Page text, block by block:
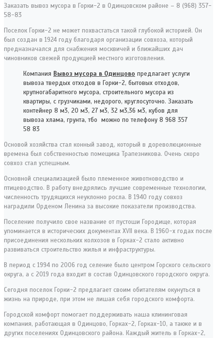
Заказать вывоз мусора в Горки-2 в Одинцовском районе – 8 (968) 357-
58-83
Поселок Горки-2 не может похвастаться такой глубокой историей. Он
был создан в 1924 году благодаря организации совхоза, который
предназначался для снабжения москвичей и ближайших дач
чиновников свежей продукцией местного изготовления.
Компания Вывоз мусора в Одинцово предлагает услуги
вывоза твердых отходов в Горки-2, бытовых отходов,
крупногабаритного мусора, строительного мусора из
квартиры, с грузчиками, недорого, круглосуточно. Заказать
контейнер 8 м3, 20 м3, 27 м3, 32 м3,36 м3, кубов для
вывоза хлама, грунта, тбо можно по телефону 8 968 357
58 83
Основой хозяйства стал конный завод, который в дореволюционные
времена был собственностью помещика Трапезникова. Очень скоро
совхоз стал успешным.
Основной специализацией было племенное животноводство и
птицеводство. В работу внедрялись лучшие современные технологии,
численность трудящихся неуклонно росла. В 1940 году совхоз
наградили Орденом Ленина за высокие показатели производства.
Поселение получило свое название от пустоши Городище, которая
упоминается в исторических документах XVII века. В 1960-х годах после
присоединения нескольких колхозов в Горках-2 стало активно
развиваться строительство жилья и инфраструктуры.
В период с 1994 по 2006 год селение было центром Горского сельского
округа, а с 2019 года входит в состав Одинцовского городского округа.
Сегодня поселок Горки-2 предлагает своим обитателям окунуться в
жизнь на природе, при этом не лишая себя городского комфорта.
Городской комфорт помогает поддерживать наша клининговая
компания, работающая в Одинцово, Горках-2, Горках-10, а также и в
других поселениях Одинцовского района. Каждый житель в Горках-2,